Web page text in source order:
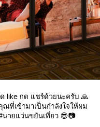
like กด แชร์ด้วยนะครับ 🙏
ที่เข้ามาเป็นกำลังใจให้ผม
นายแว่นขยันเที่ยว 😎📷